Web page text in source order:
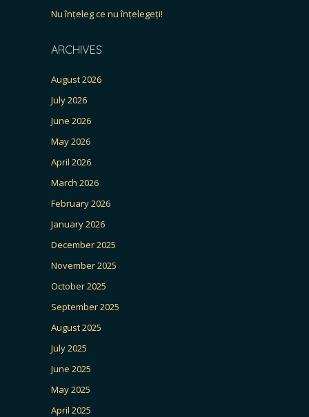
Nu înțeleg ce nu înțelegeți!
ARCHIVES
August 2026
July 2026
June 2026
May 2026
April 2026
March 2026
February 2026
January 2026
December 2025
November 2025
October 2025
September 2025
August 2025
July 2025
June 2025
May 2025
April 2025